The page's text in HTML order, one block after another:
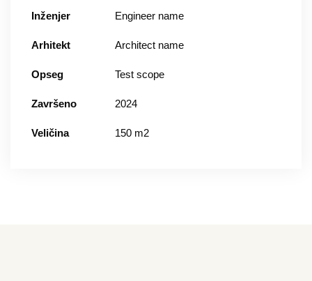
Inženjer Engineer name
Arhitekt Architect name
Opseg Test scope
Završeno 2024
Veličina 150 m2